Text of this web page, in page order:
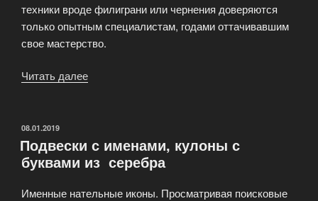
техники вроде филиграни или чернения доверяются
только опытным специалистам, годами оттачивавшим
свое мастерство.
Читать далее
украшений»
ОПУБЛИКОВАНО
08.01.2019
Подвески с именами, кулоны с
буквами из серебра
Именные нательные иконы. Просматривая поисковые